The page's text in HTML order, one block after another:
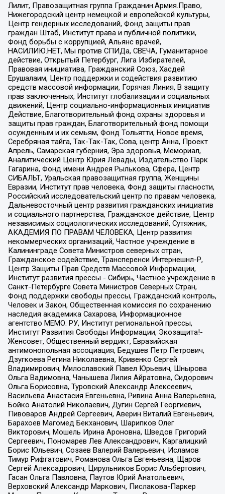
Лилит, Правозащитная группа Гражданин.Армия.Право,
Нижегородский центр немецкой и европейской культуры,
Центр гендерных исследований, Фонд защиты прав
граждан Штаб, Институт права и публичной политики,
Фонд борьбы с коррупцией, Альянс врачей,
НАСИЛИЮ.НЕТ, Мы против СПИДа, СВЕЧА, Гуманитарное
действие, Открытый Петербург, Лига Избирателей,
Правовая инициатива, Гражданский Союз, Хасдей
Ерушалаим, Центр поддержки и содействия развитию
средств массовой информации, Горячая Линия, В защиту
прав заключенных, Институт глобализации и социальных
движений, Центр социально-информационных инициатив
Действие, Благотворительный фонд охраны здоровья и
защиты прав граждан, Благотворительный фонд помощи
осужденным и их семьям, Фонд Тольятти, Новое время,
Серебряная тайга, Так-Так-Так, Сова, центр Анна, Проект
Апрель, Самарская губерния, Эра здоровья, Мемориал,
Аналитический Центр Юрия Левады, Издательство Парк
Гагарина, Фонд имени Андрея Рылькова, Сфера, Центр
СИБАЛЬТ, Уральская правозащитная группа, Женщины
Евразии, Институт прав человека, Фонд защиты гласности,
Российский исследовательский центр по правам человека,
Дальневосточный центр развития гражданских инициатив
и социального партнерства, Гражданское действие, Центр
независимых социологических исследований, Сутяжник,
АКАДЕМИЯ ПО ПРАВАМ ЧЕЛОВЕКА, Центр развития
некоммерческих организаций, Частное учреждение в
Калининграде Совета Министров северных стран,
Гражданское содействие, Трансперенси Интернешнл-Р,
Центр Защиты Прав Средств Массовой Информации,
Институт развития прессы - Сибирь, Частное учреждение в
Санкт-Петербурге Совета Министров Северных Стран,
Фонд поддержки свободы прессы, Гражданский контроль,
Человек и Закон, Общественная комиссия по сохранению
наследия академика Сахарова, Информационное
агентство МЕМО. РУ, Институт региональной прессы,
Институт Развития Свободы Информации, Экозащита!-
Женсовет, Общественный вердикт, Евразийская
антимонопольная ассоциация, Бедушев Петр Петрович,
Дзугкоева Регина Николаевна, Кривенко Сергей
Владимирович, Милославский Павел Юрьевич, Шнырова
Ольга Вадимовна, Чанышева Лилия Айратовна, Сидорович
Ольга Борисовна, Туровский Александр Алексеевич,
Васильева Анастасия Евгеньевна, Ривина Анна Валерьевна,
Бойко Анатолий Николаевич, Дугин Сергей Георгиевич,
Пивоваров Андрей Сергеевич, Аверин Виталий Евгеньевич,
Барахоев Магомед Бекханович, Шарипков Олег
Викторович, Мошель Ирина Ароновна, Шведов Григорий
Сергеевич, Пономарев Лев Александрович, Каргалицкий
Борис Юльевич, Созаев Валерий Валерьевич, Исламов
Тимур Рифгатович, Романова Ольга Евгеньевна, Щаров
Сергей Алексадрович, Цирульников Борис Альбертович,
Гасан Ольга Павловна, Паутов Юрий Анатольевич,
Верховский Александр Маркович, Пислакова-Паркер